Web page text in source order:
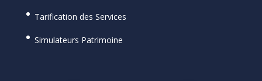
Tarification des Services
Simulateurs Patrimoine